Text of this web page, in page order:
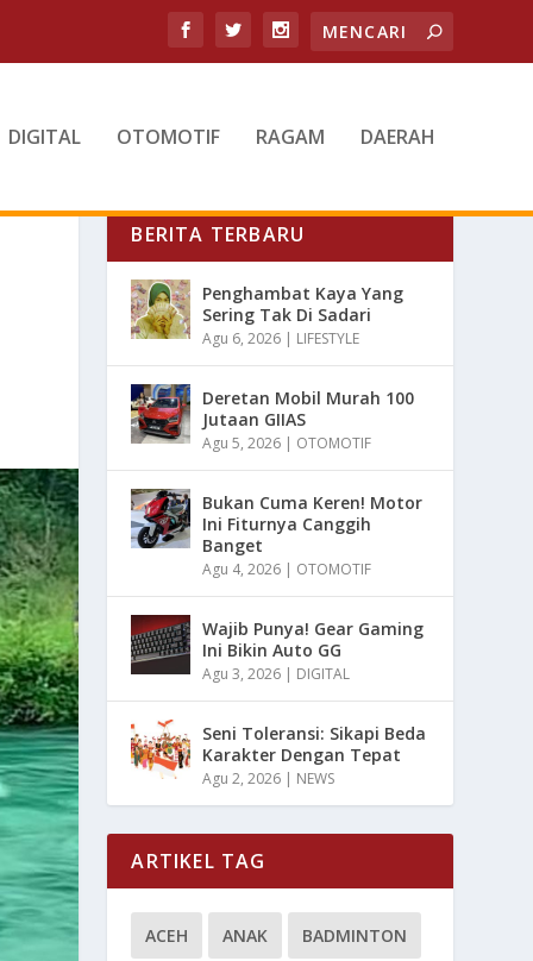
DIGITAL OTOMOTIF RAGAM DAERAH
BERITA TERBARU
Penghambat Kaya Yang
Sering Tak Di Sadari
Agu 6, 2026 | LIFESTYLE
Deretan Mobil Murah 100
Jutaan GIIAS
Agu 5, 2026 | OTOMOTIF
Bukan Cuma Keren! Motor
Ini Fiturnya Canggih
Banget
Agu 4, 2026 | OTOMOTIF
Wajib Punya! Gear Gaming
Ini Bikin Auto GG
Agu 3, 2026 | DIGITAL
Seni Toleransi: Sikapi Beda
Karakter Dengan Tepat
Agu 2, 2026 | NEWS
ARTIKEL TAG
ACEH ANAK BADMINTON